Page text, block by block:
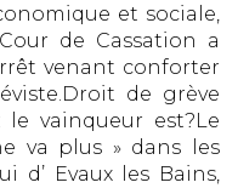
et sociale,
de Cassation a
venant conforter
de grève
vainqueur est?Le
va plus » dans les
d’ Evaux les Bains,